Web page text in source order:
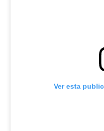
Ver esta